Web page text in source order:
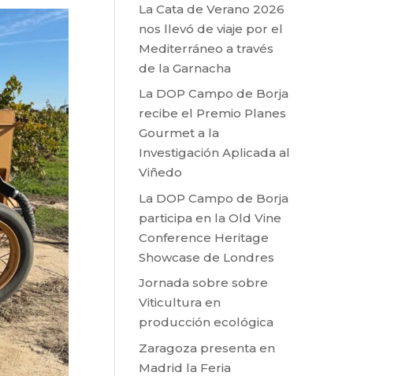
La Cata de Verano 2026
nos llevó de viaje por el
Mediterráneo a través
de la Garnacha
La DOP Campo de Borja
recibe el Premio Planes
Gourmet a la
Investigación Aplicada al
Viñedo
La DOP Campo de Borja
participa en la Old Vine
Conference Heritage
Showcase de Londres
Jornada sobre sobre
Viticultura en
producción ecológica
Zaragoza presenta en
Madrid la Feria